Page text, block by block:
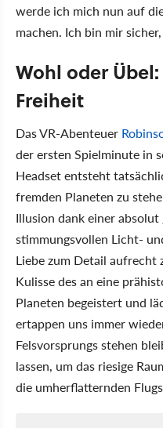
werde ich mich nun auf
machen. Ich bin mir
Wohl oder
Freiheit
Das VR-Abenteuer
der ersten Spielminute in
Headset entsteht
fremden Planeten zu
Illusion dank einer
stimmungsvollen Licht-
Liebe zum Detail aufrecht
Kulisse des an eine
Planeten begeistert und
ertappen uns immer
Felsvorsprungs stehen
lassen, um das riesige
die umherflatternden